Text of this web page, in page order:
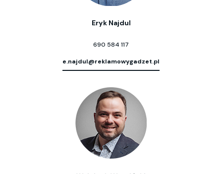
Eryk Najdul
690 584 117
e.najdul@reklamowygadzet.pl